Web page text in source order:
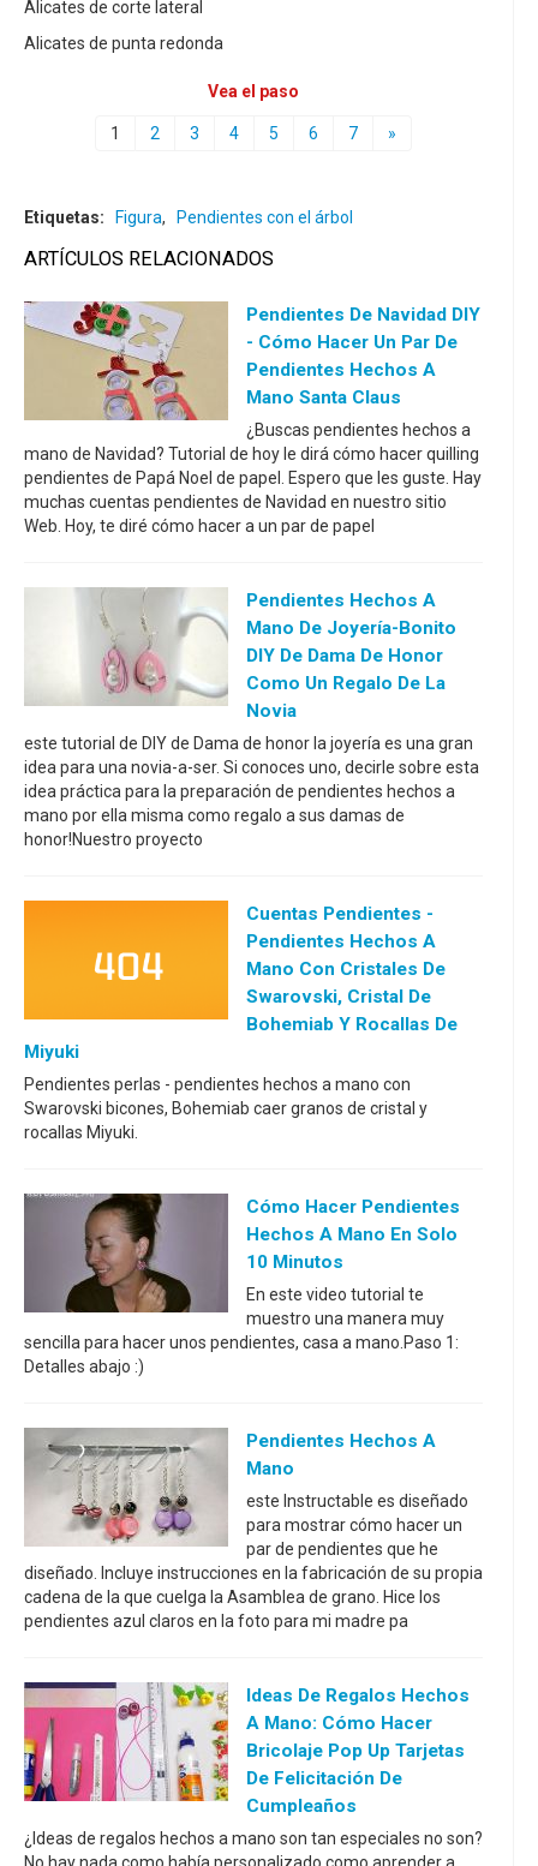
Alicates de corte lateral
Alicates de punta redonda
Vea el paso
1 2 3 4 5 6 7 »
Etiquetas: Figura, Pendientes con el árbol
ARTÍCULOS RELACIONADOS
Pendientes De Navidad DIY
- Cómo Hacer Un Par De
Pendientes Hechos A
Mano Santa Claus
¿Buscas pendientes hechos a
mano de Navidad? Tutorial de hoy le dirá cómo hacer quilling
pendientes de Papá Noel de papel. Espero que les guste. Hay
muchas cuentas pendientes de Navidad en nuestro sitio
Web. Hoy, te diré cómo hacer a un par de papel
Pendientes Hechos A
Mano De Joyería-Bonito
DIY De Dama De Honor
Como Un Regalo De La
Novia
este tutorial de DIY de Dama de honor la joyería es una gran
idea para una novia-a-ser. Si conoces uno, decirle sobre esta
idea práctica para la preparación de pendientes hechos a
mano por ella misma como regalo a sus damas de
honor!Nuestro proyecto
Cuentas Pendientes -
Pendientes Hechos A
Mano Con Cristales De
Swarovski, Cristal De
Bohemiab Y Rocallas De
Miyuki
Pendientes perlas - pendientes hechos a mano con
Swarovski bicones, Bohemiab caer granos de cristal y
rocallas Miyuki.
Cómo Hacer Pendientes
Hechos A Mano En Solo
10 Minutos
En este video tutorial te
muestro una manera muy
sencilla para hacer unos pendientes, casa a mano.Paso 1:
Detalles abajo :)
Pendientes Hechos A
Mano
este Instructable es diseñado
para mostrar cómo hacer un
par de pendientes que he
diseñado. Incluye instrucciones en la fabricación de su propia
cadena de la que cuelga la Asamblea de grano. Hice los
pendientes azul claros en la foto para mi madre pa
Ideas De Regalos Hechos
A Mano: Cómo Hacer
Bricolaje Pop Up Tarjetas
De Felicitación De
Cumpleaños
¿Ideas de regalos hechos a mano son tan especiales no son?